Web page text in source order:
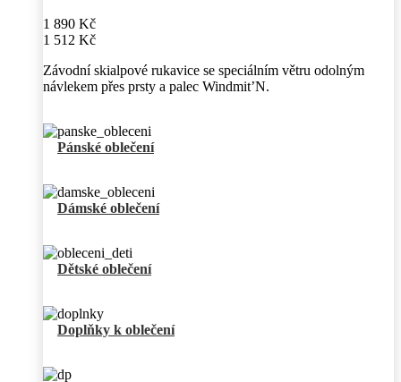
1 890 Kč
1 512 Kč
Závodní skialpové rukavice se speciálním větru odolným
návlekem přes prsty a palec Windmit’N.
Pánské oblečení
Dámské oblečení
Dětské oblečení
Doplňky k oblečení